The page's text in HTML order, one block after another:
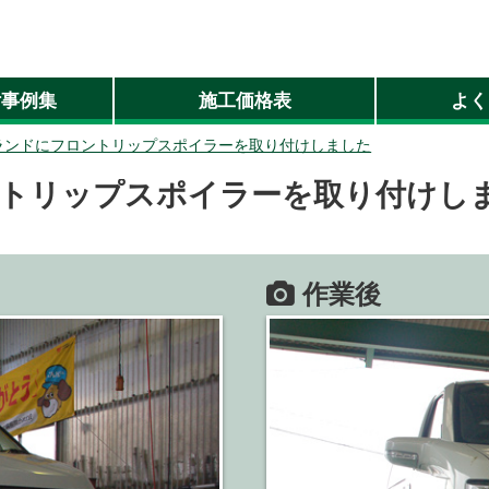
例集 施工価格表 よ
ドにフロントリップスポイラーを取り付けしました
リップスポイラーを取り付けし
作業後